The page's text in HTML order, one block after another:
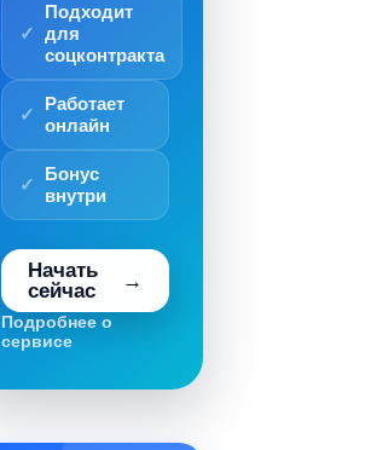
Подходит
для
соцконтракта
Работает
онлайн
Бонус
внутри
Начать
сейчас
Подробнее о
сервисе